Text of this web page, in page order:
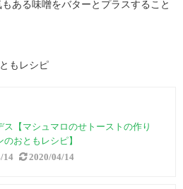
ある味噌をバターとプラスすること
もレシピ
ス【マシュマロのせトーストの作り
おともレシピ】
14 2020/04/14